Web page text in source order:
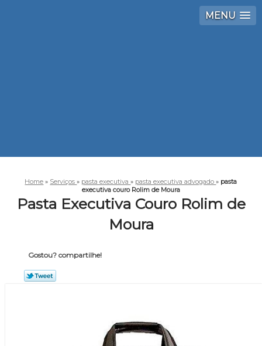
MENU
Home » Serviços» pasta executiva» pasta executiva advogado» pasta
executiva couro Rolim de Moura
Pasta Executiva Couro Rolim de
Moura
Gostou? compartilhe!